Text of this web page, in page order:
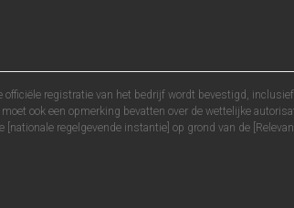
registratie van het bedrijf wordt bevestigd,
ook een opmerking bevatten over de wettelijke
regelgevende instantie] op grond van de